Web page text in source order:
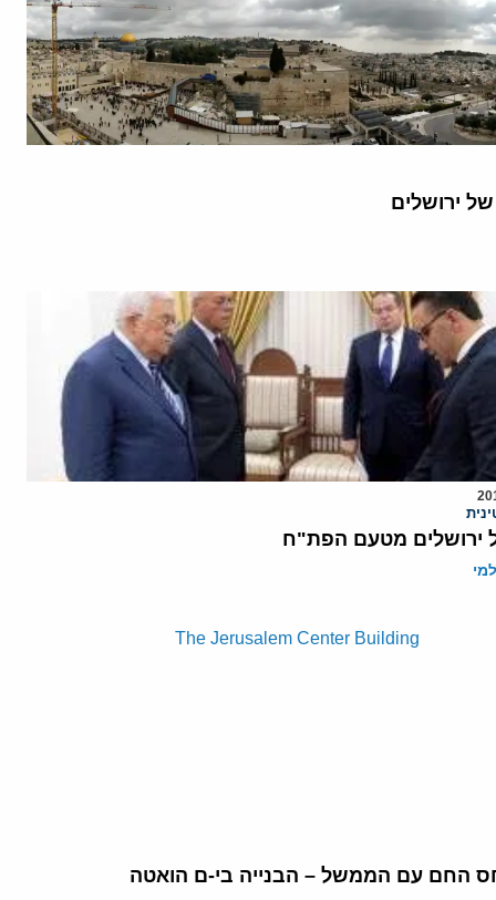
ירושלים
ירושלים מטעם הפת"ח
החם עם הממשל – הבנייה בי-ם הואטה